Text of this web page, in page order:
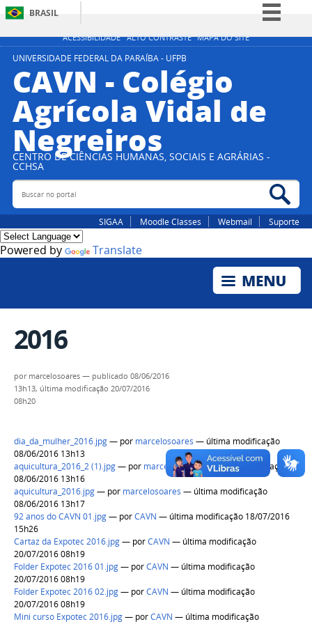
ACESSIBILIDADE ALTO CONTRASTE MAPA DO SITE
BRASIL
Simplifique!
Participe
Acesso à informação
Legislação
UNIVERSIDADE FEDERAL DA PARAÍBA - UFPB
CAVN - Colégio
Agrícola Vidal de
Negreiros
CENTRO DE CIÊNCIAS HUMANAS, SOCIAIS E AGRÁRIAS -
CCHSA
Buscar no portal
SIGAA Moodle Classes Webmail Suporte
Powered by Translate
2016
por marcelosoares — publicado 08/06/2016
13h13, última modificação 20/07/2016
08h20
dia_da_mulher_2016.jpg— por marcelosoares — última modificação
08/06/2016 13h13
aquicultura_2016_2 (1).jpg— por marcelosoares— última modificação
08/06/2016 13h16
aquicultura_2016.jpg— por marcelosoares — última modificação
08/06/2016 13h17
92 anos do CAVN 01.jpg— porCAVN — última modificação 18/07/2016
15h26
Cartaz da Expotec 2016.jpg— porCAVN — última modificação
20/07/2016 08h19
Folder Expotec 2016 01.jpg— porCAVN — última modificação
20/07/2016 08h19
Folder Expotec 2016 02.jpg— porCAVN — última modificação
20/07/2016 08h19
Mini curso Expotec 2016.jpg— porCAVN — última modificação